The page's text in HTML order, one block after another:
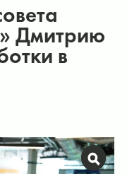
Дмитрию
в